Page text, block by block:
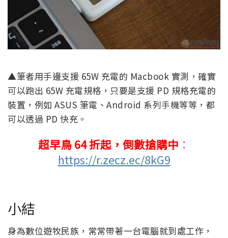
▲筆者用手邊支援 65W 充電的 Macbook 實測，確實
可以跑出 65W 充電規格，只要是支援 PD 規格充電的
裝置，例如 ASUS 筆電、Android 系列手機等等，都
可以透過 PD 快充。
超早鳥 64 折起，倒數搶購中 ：
https://r.zecz.ec/8kG9
小結
身為數位遊牧民族，常常帶著一台電腦就到處工作，